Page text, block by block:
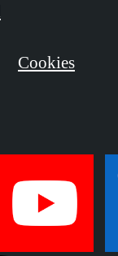
Cookies